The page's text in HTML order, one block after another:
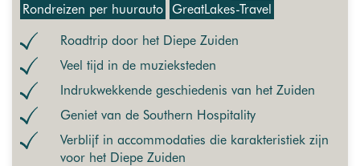
Rondreizen per huurauto GreatLakes-Travel
Roadtrip door het Diepe Zuiden
Veel tijd in de muzieksteden
Indrukwekkende geschiedenis van het Zuiden
Geniet van de Southern Hospitality
Verblijf in accommodaties die karakteristiek zijn
voor het Diepe Zuiden